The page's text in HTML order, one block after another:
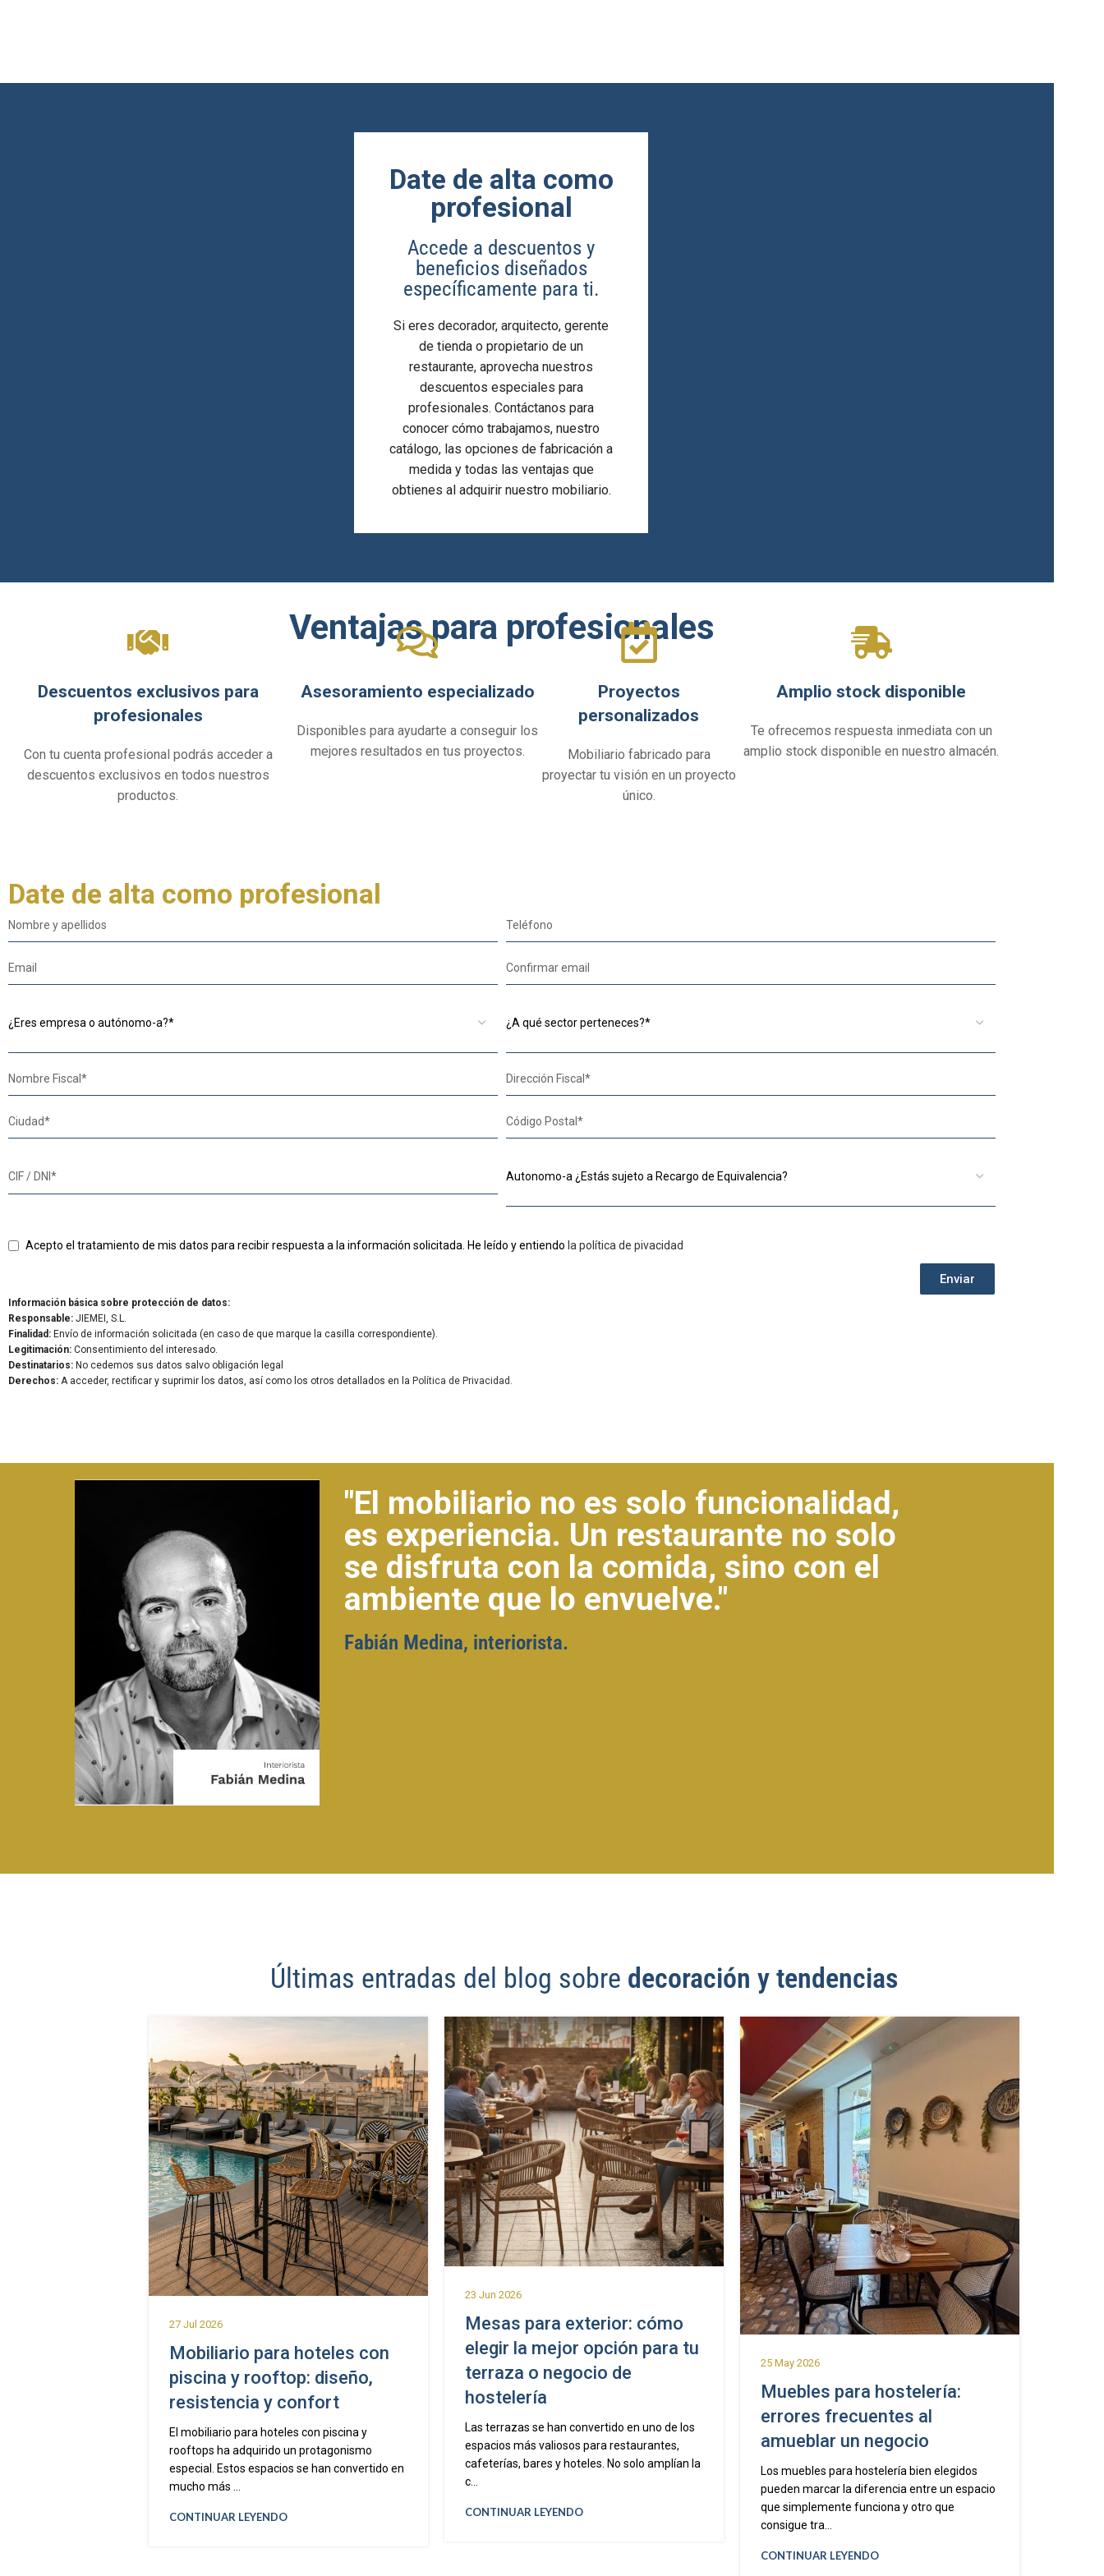
Date de alta como
profesional
Accede a descuentos y
beneficios diseñados
específicamente para ti.
Si eres decorador, arquitecto, gerente
de tienda o propietario de un
restaurante, aprovecha nuestros
descuentos especiales para
profesionales. Contáctanos para
conocer cómo trabajamos, nuestro
catálogo, las opciones de fabricación a
medida y todas las ventajas que
obtienes al adquirir nuestro mobiliario.
Ventajas para profesionales
Descuentos exclusivos para
profesionales
Con tu cuenta profesional podrás acceder a
descuentos exclusivos en todos nuestros
productos.
Asesoramiento especializado
Disponibles para ayudarte a conseguir los
mejores resultados en tus proyectos.
Proyectos
personalizados
Mobiliario fabricado para
proyectar tu visión en un proyecto
único.
Amplio stock disponible
Te ofrecemos respuesta inmediata con un
amplio stock disponible en nuestro almacén.
Date de alta como profesional
Acepto el tratamiento de mis datos para recibir respuesta a la información solicitada. He leído y entiendo la política de pivacidad
Enviar
Información básica sobre protección de datos:
Responsable: JIEMEI, S.L.
Finalidad: Envío de información solicitada (en caso de que marque la casilla correspondiente).
Legitimación: Consentimiento del interesado.
Destinatarios: No cedemos sus datos salvo obligación legal
Derechos: A acceder, rectificar y suprimir los datos, así como los otros detallados en la Política de Privacidad.
"El mobiliario no es solo funcionalidad,
es experiencia. Un restaurante no solo
se disfruta con la comida, sino con el
ambiente que lo envuelve."
Fabián Medina, interiorista.
Últimas entradas del blog sobre decoración y tendencias
27 Jul 2026
Mobiliario para hoteles con
piscina y rooftop: diseño,
resistencia y confort
El mobiliario para hoteles con piscina y
rooftops ha adquirido un protagonismo
especial. Estos espacios se han convertido en
mucho más ...
CONTINUAR LEYENDO
23 Jun 2026
Mesas para exterior: cómo
elegir la mejor opción para tu
terraza o negocio de
hostelería
Las terrazas se han convertido en uno de los
espacios más valiosos para restaurantes,
cafeterías, bares y hoteles. No solo amplían la
c...
CONTINUAR LEYENDO
25 May 2026
Muebles para hostelería:
errores frecuentes al
amueblar un negocio
Los muebles para hostelería bien elegidos
pueden marcar la diferencia entre un espacio
que simplemente funciona y otro que
consigue tra...
CONTINUAR LEYENDO